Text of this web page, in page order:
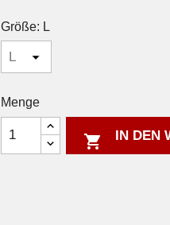
Größe: L
Menge
 IN DEN